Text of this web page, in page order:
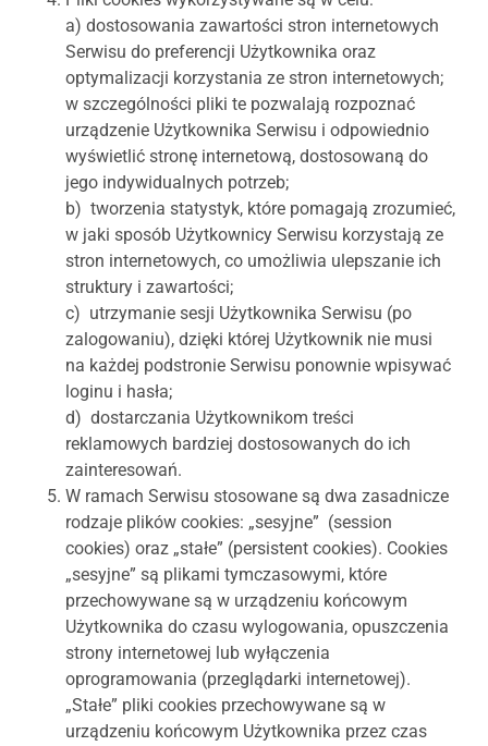
a) dostosowania zawartości stron internetowych
Serwisu do preferencji Użytkownika oraz
optymalizacji korzystania ze stron internetowych;
w szczególności pliki te pozwalają rozpoznać
urządzenie Użytkownika Serwisu i odpowiednio
wyświetlić stronę internetową, dostosowaną do
jego indywidualnych potrzeb;
b) tworzenia statystyk, które pomagają zrozumieć,
w jaki sposób Użytkownicy Serwisu korzystają ze
stron internetowych, co umożliwia ulepszanie ich
struktury i zawartości;
c) utrzymanie sesji Użytkownika Serwisu (po
zalogowaniu), dzięki której Użytkownik nie musi
na każdej podstronie Serwisu ponownie wpisywać
loginu i hasła;
d) dostarczania Użytkownikom treści
reklamowych bardziej dostosowanych do ich
zainteresowań.
W ramach Serwisu stosowane są dwa zasadnicze
rodzaje plików cookies: „sesyjne” (session
cookies) oraz „stałe” (persistent cookies). Cookies
„sesyjne” są plikami tymczasowymi, które
przechowywane są w urządzeniu końcowym
Użytkownika do czasu wylogowania, opuszczenia
strony internetowej lub wyłączenia
oprogramowania (przeglądarki internetowej).
„Stałe” pliki cookies przechowywane są w
urządzeniu końcowym Użytkownika przez czas